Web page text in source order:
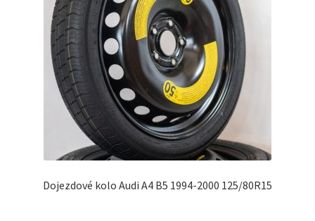
Dojezdové kolo Audi A4 B5 1994-2000 125/80R15